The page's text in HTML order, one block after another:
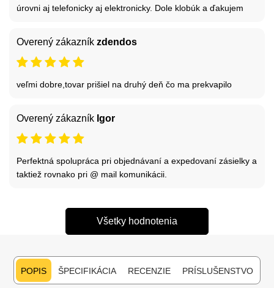
úrovni aj telefonicky aj elektronicky. Dole klobúk a ďakujem
Overený zákazník zdendos
veľmi dobre,tovar prišiel na druhý deň čo ma prekvapilo
Overený zákazník Igor
Perfektná spolupráca pri objednávaní a expedovaní zásielky a
taktiež rovnako pri @ mail komunikácii.
Všetky hodnotenia
POPIS ŠPECIFIKÁCIA RECENZIE PRÍSLUŠENSTVO